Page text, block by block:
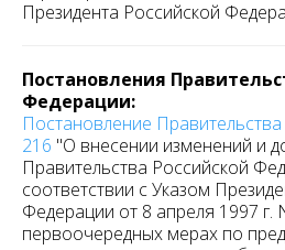
Президента Российской
Постановления
Федерации:
Постановление
216 "О внесении изменений и
Правительства Российской
соответствии с Указом
Федерации от 8 апреля 1997 г.
первоочередных мерах по